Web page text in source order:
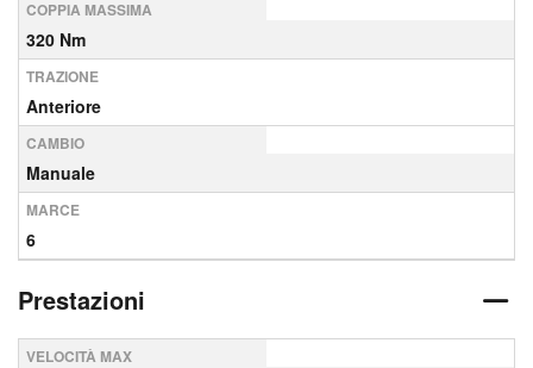
COPPIA MASSIMA
320 Nm
TRAZIONE
Anteriore
CAMBIO
Manuale
MARCE
6
Prestazioni
VELOCITÀ MAX